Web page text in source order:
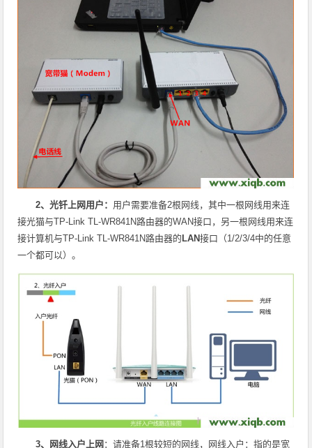
2、光钎上网用户： 用户需要准备2根 网线，其中一根网线用来连
接光猫与TP-Link TL-WR841N路由器的WAN接口，另一根网线用来连
接计算机与TP-Link TL-WR841N路由器的 LAN接口（1/2/3/4中的任意
一个都可以）。
3、网线入户上网：请准备1根较短的网线，网线入户：指的是宽